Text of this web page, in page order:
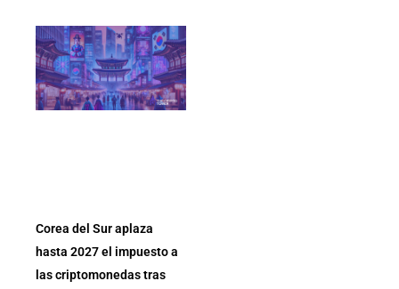
Corea del Sur aplaza
hasta 2027 el impuesto a
las criptomonedas tras